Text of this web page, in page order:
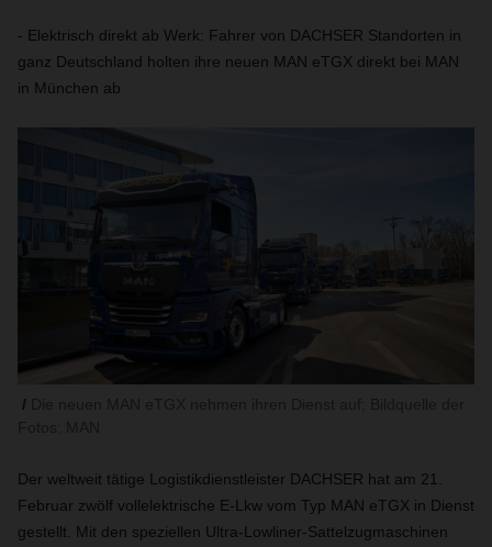
- Elektrisch direkt ab Werk: Fahrer von DACHSER Standorten in
ganz Deutschland holten ihre neuen MAN eTGX direkt bei MAN
in München ab
Der weltweit tätige Logistikdienstleister DACHSER hat am 21.
Februar zwölf vollelektrische E-Lkw vom Typ MAN eTGX in Dienst
gestellt. Mit den speziellen Ultra-Lowliner-Sattelzugmaschinen